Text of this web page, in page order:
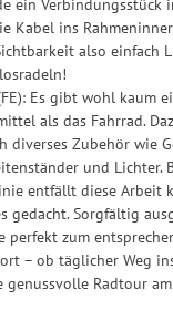
ein Verbindungsstück
Kabel ins
also einfach
Es gibt wohl kaum
als das Fahrrad.
diverses Zubehör wie
und Lichter.
entfällt diese Arbeit
gedacht. Sorgfältig
perfekt zum
– ob täglicher Weg
Radtour